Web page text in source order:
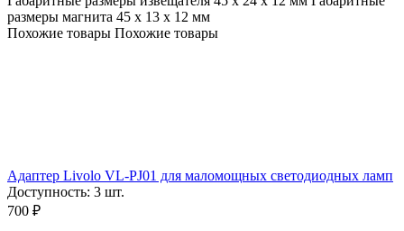
размеры магнита 45 x 13 x 12 мм
Похожие товары Похожие товары
Адаптер Livolo VL-PJ01 для маломощных светодиодных ламп
Доступность: 3 шт.
700 ₽